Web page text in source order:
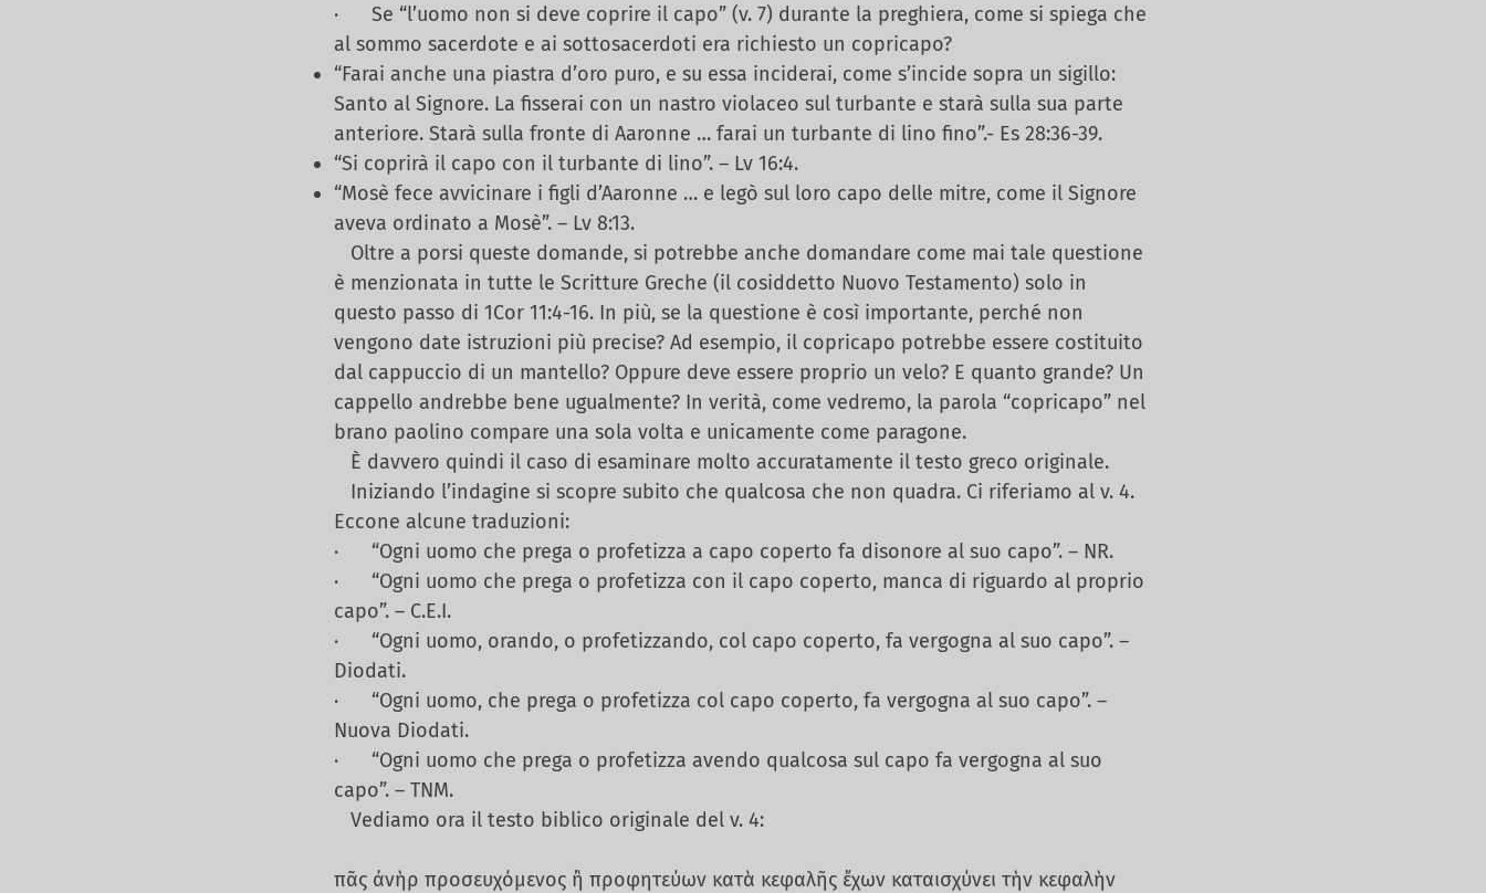
· Se “l’uomo non si deve coprire il capo” (v. 7) durante la preghiera, come si spiega che
al sommo sacerdote e ai sottosacerdoti era richiesto un copricapo?
“Farai anche una piastra d’oro puro, e su essa inciderai, come s’incide sopra un sigillo:
Santo al Signore. La fisserai con un nastro violaceo sul turbante e starà sulla sua parte
anteriore. Starà sulla fronte di Aaronne … farai un turbante di lino fino”.- Es 28:36-39.
“Si coprirà il capo con il turbante di lino”. – Lv 16:4.
“Mosè fece avvicinare i figli d’Aaronne … e legò sul loro capo delle mitre, come il Signore
aveva ordinato a Mosè”. – Lv 8:13.
Oltre a porsi queste domande, si potrebbe anche domandare come mai tale questione
è menzionata in tutte le Scritture Greche (il cosiddetto Nuovo Testamento) solo in
questo passo di 1Cor 11:4-16. In più, se la questione è così importante, perché non
vengono date istruzioni più precise? Ad esempio, il copricapo potrebbe essere costituito
dal cappuccio di un mantello? Oppure deve essere proprio un velo? E quanto grande? Un
cappello andrebbe bene ugualmente? In verità, come vedremo, la parola “copricapo” nel
brano paolino compare una sola volta e unicamente come paragone.
È davvero quindi il caso di esaminare molto accuratamente il testo greco originale.
Iniziando l’indagine si scopre subito che qualcosa che non quadra. Ci riferiamo al v. 4.
Eccone alcune traduzioni:
· “Ogni uomo che prega o profetizza a capo coperto fa disonore al suo capo”. – NR.
· “Ogni uomo che prega o profetizza con il capo coperto, manca di riguardo al proprio
capo”. – C.E.I.
· “Ogni uomo, orando, o profetizzando, col capo coperto, fa vergogna al suo capo”. –
Diodati.
· “Ogni uomo, che prega o profetizza col capo coperto, fa vergogna al suo capo”. –
Nuova Diodati.
· “Ogni uomo che prega o profetizza avendo qualcosa sul capo fa vergogna al suo
capo”. – TNM.
Vediamo ora il testo biblico originale del v. 4:
πᾶς ἀνὴρ προσευχόμενος ἢ προφητεύων κατὰ κεφαλῆς ἔχων καταισχύνει τὴν κεφαλὴν